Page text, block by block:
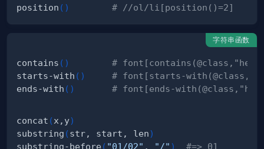
position ( ) # //ol/li[position()=2]
字符串函数
contains ( )
#
starts-with ( )
# font[starts-
ends-with ( ) # font[ends-
concat (x,y)
substring (str, start, len)
substring-before ( "01/02" , "/" ) #=> 01